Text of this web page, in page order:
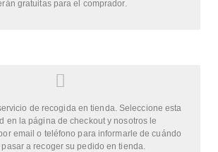
gratuitas para el comprador.
de recogida en tienda. Seleccione esta
en la página de checkout y nosotros le
email o teléfono para informarle de cuándo
a recoger su pedido en tienda.